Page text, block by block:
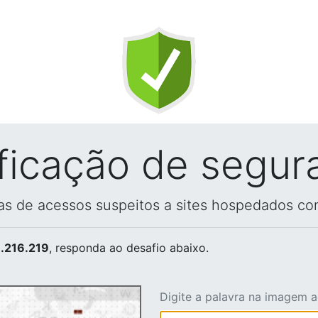
de
de acessos suspeitos a sites hospedados
, responda ao desafio abaixo.
Digite a palavra na imagem